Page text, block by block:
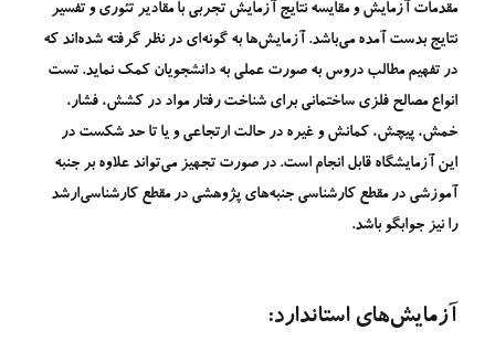
مقدمات آزمایش و مقایسه نتایج آزمایش تجربی با مقادیر تئوری و تفسیر
نتایج بدست آمده می‌باشد. آزمايش‌ها به گونه‌اي در نظر گرفته شده‌اند که
در تفهيم مطالب دروس به صورت عملي به دانشجويان کمک نمايد. تست
انواع مصالح فلزی ساختمانی برای شناخت رفتار مواد در کشش، فشار،
خمش، پیچش، کمانش و غیره در حالت ارتجاعی و یا تا حد شکست در
این آزمایشگاه قابل انجام است. در صورت تجهیز می‌تواند علاوه بر جنبه
آموزشی در مقطع کارشناسی جنبه‌های پژوهشی در مقطع کارشناسی‌ارشد
را نیز جوابگو باشد.
آزمایش‌های استاندارد: